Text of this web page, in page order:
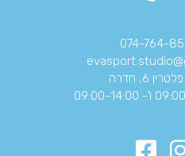
074-764-
6, חדרה